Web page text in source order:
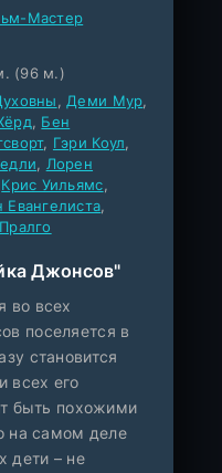
Мастер
(96 м.)
, Деми Мур,
, Бен
, Гэри Коул,
, Лорен
Крис Уильямс,
Евангелиста,
Джонсов"
во всех
поселяется в
становится
всех его
быть похожими
на самом деле
дети – не